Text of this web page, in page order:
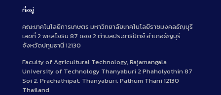
ที่อยู่
คณะเทคโนโลยีการเกษตร มหาวิทยาลัยเทคโนโลยีราชมงคลธัญบุรี
เลขที่ 2 พหลโยธิน 87 ซอย 2 ตำบลประชาธิปัตย์ อำเภอธัญบุรี
จังหวัดปทุมธานี 12130
Faculty of Agricultural Technology, Rajamangala
University of Technology Thanyaburi 2 Phaholyothin 87
Soi 2, Prachathipat, Thanyaburi, Pathum Thani 12130
Thailand